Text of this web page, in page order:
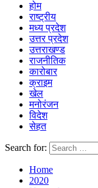
होम
राष्ट्रीय
मध्य प्रदेश
उत्तर प्रदेश
उत्तराखण्ड
राजनीतिक
कारोबार
क्राइम
खेल
मनोरंजन
विदेश
सेहत
Search for:
Home
2020